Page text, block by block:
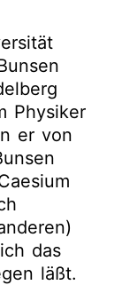
Physiker
er von
das
läßt.